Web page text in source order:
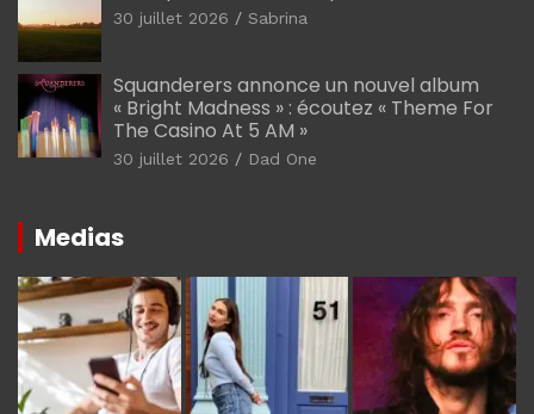
30 juillet 2026 Sabrina
Squanderers annonce un nouvel album
« Bright Madness » : écoutez « Theme For
The Casino At 5 AM »
30 juillet 2026 Dad One
Medias